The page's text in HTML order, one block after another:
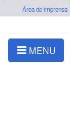
Área de imprensa
MENU